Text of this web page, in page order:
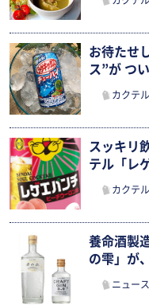
お待たせ
ス”が つ
カクテル
スッキリ
テル「レ
カクテル
養命酒製
の雫」が
ニュース